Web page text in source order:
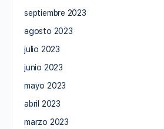
septiembre 2023
agosto 2023
julio 2023
junio 2023
mayo 2023
abril 2023
marzo 2023